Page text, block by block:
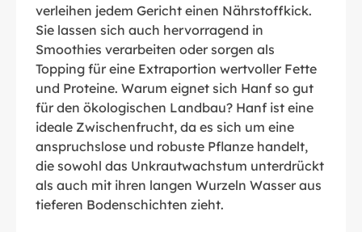
verleihen jedem Gericht einen Nährstoffkick.
Sie lassen sich auch hervorragend in
Smoothies verarbeiten oder sorgen als
Topping für eine Extraportion wertvoller Fette
und Proteine. Warum eignet sich Hanf so gut
für den ökologischen Landbau? Hanf ist eine
ideale Zwischenfrucht, da es sich um eine
anspruchslose und robuste Pflanze handelt,
die sowohl das Unkrautwachstum unterdrückt
als auch mit ihren langen Wurzeln Wasser aus
tieferen Bodenschichten zieht.